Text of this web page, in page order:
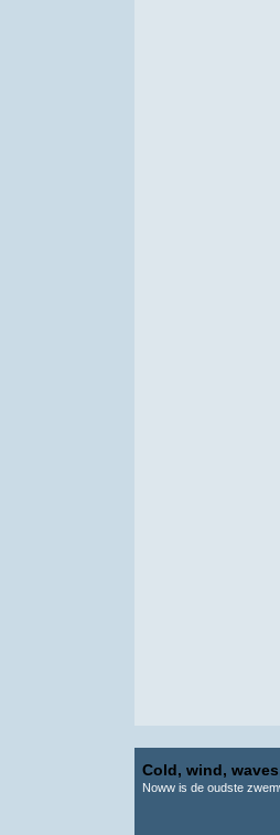
Cold, wind,
Noww is de oudste